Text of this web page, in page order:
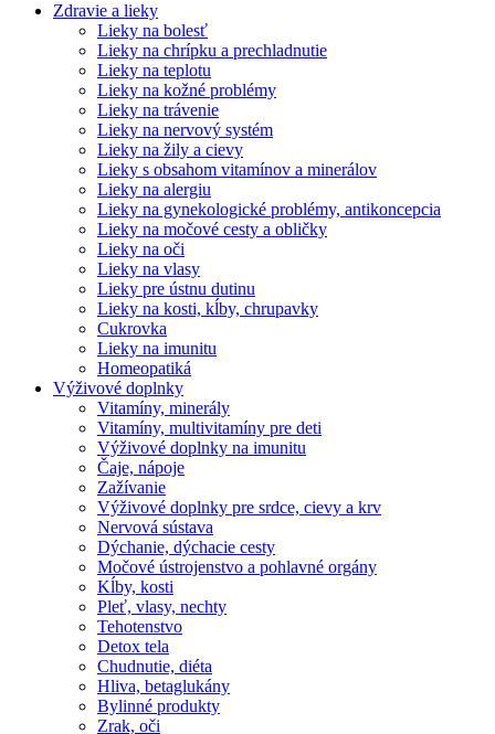
Zdravie a lieky
Lieky na bolesť
Lieky na chrípku a prechladnutie
Lieky na teplotu
Lieky na kožné problémy
Lieky na trávenie
Lieky na nervový systém
Lieky na žily a cievy
Lieky s obsahom vitamínov a minerálov
Lieky na alergiu
Lieky na gynekologické problémy, antikoncepcia
Lieky na močové cesty a obličky
Lieky na oči
Lieky na vlasy
Lieky pre ústnu dutinu
Lieky na kosti, kĺby, chrupavky
Cukrovka
Lieky na imunitu
Homeopatiká
Výživové doplnky
Vitamíny, minerály
Vitamíny, multivitamíny pre deti
Výživové doplnky na imunitu
Čaje, nápoje
Zažívanie
Výživové doplnky pre srdce, cievy a krv
Nervová sústava
Dýchanie, dýchacie cesty
Močové ústrojenstvo a pohlavné orgány
Kĺby, kosti
Pleť, vlasy, nechty
Tehotenstvo
Detox tela
Chudnutie, diéta
Hliva, betaglukány
Bylinné produkty
Zrak, oči